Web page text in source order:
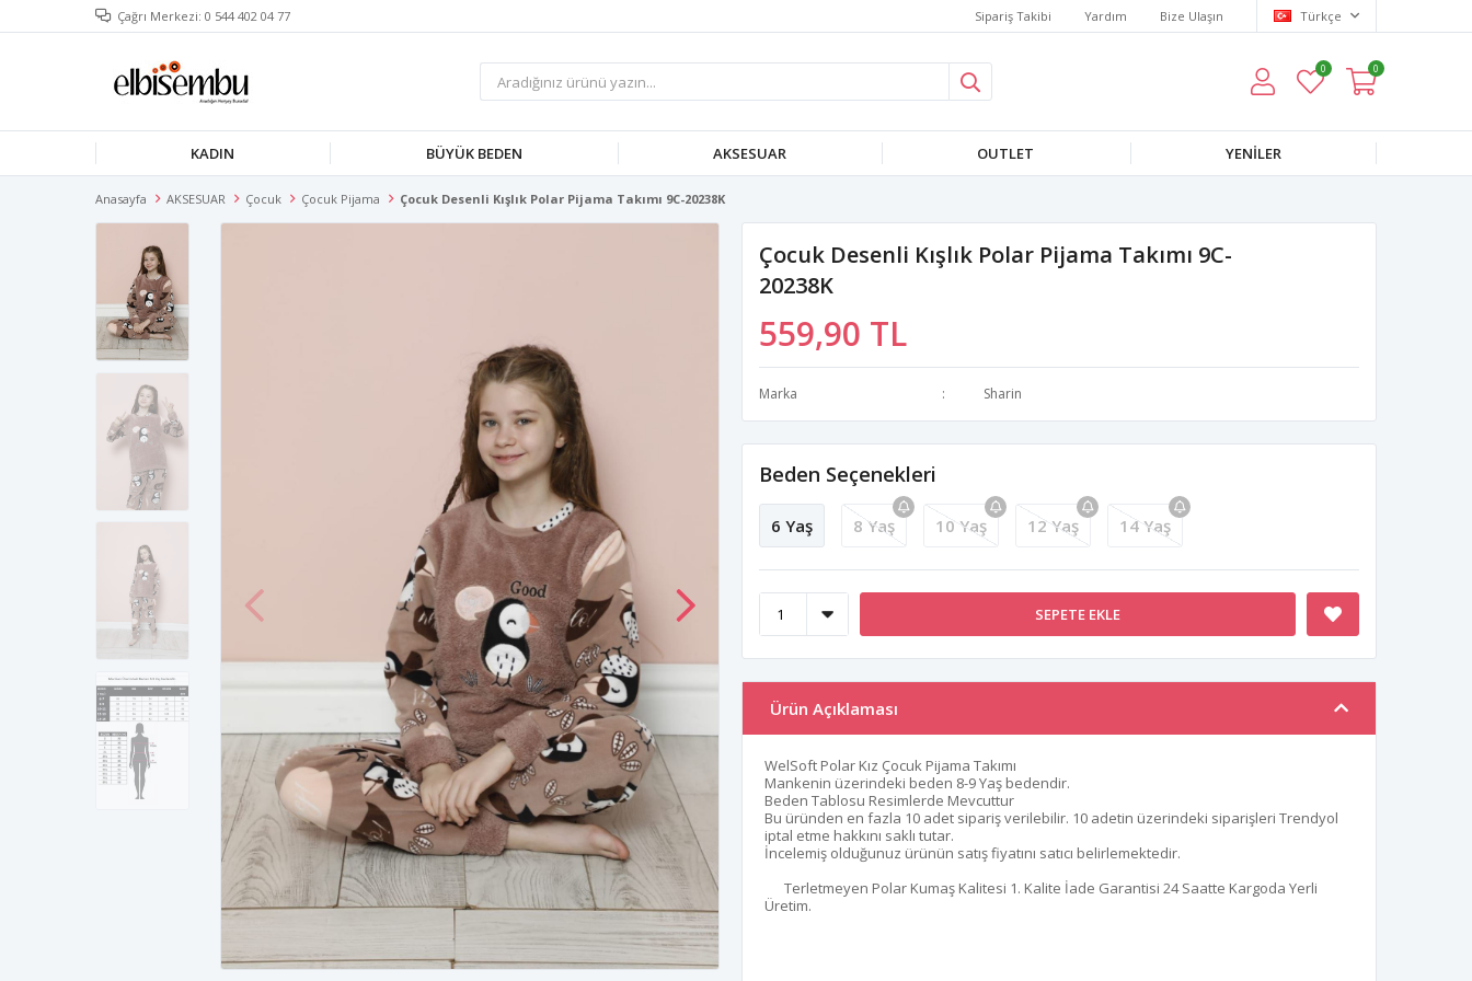
Çağrı Merkezi: 0 544 402 04 77 Sipariş Takibi Yardım Bize Ulaşın Türkçe
0 0
KADIN BÜYÜK BEDEN AKSESUAR OUTLET YENILER
Anasayfa AKSESUAR Çocuk Çocuk Pijama Çocuk Desenli Kışlık Polar Pijama Takımı 9C-20238K
Çocuk Desenli Kışlık Polar Pijama Takımı 9C-
20238K
559,90 TL
Marka Sharin
Beden Seçenekleri
6 Yaş 8 Yaş 10 Yaş 12 Yaş 14 Yaş
SEPETE EKLE
Ürün Açıklaması
WelSoft Polar Kız Çocuk Pijama Takımı
Mankenin üzerindeki beden 8-9 Yaş bedendir.
Beden Tablosu Resimlerde Mevcuttur
Bu üründen en fazla 10 adet sipariş verilebilir. 10 adetin üzerindeki siparişleri Trendyol
iptal etme hakkını saklı tutar.
İncelemiş olduğunuz ürünün satış fiyatını satıcı belirlemektedir.
Terletmeyen Polar Kumaş Kalitesi 1. Kalite İade Garantisi 24 Saatte Kargoda Yerli
Üretim.